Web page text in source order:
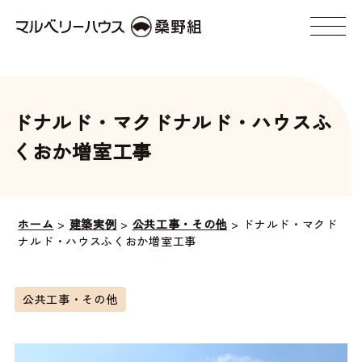
ドナルド・マクドナルド・ハウスふ
くおか増室工事
ホーム > 建築実例 > 公共工事・その他 > ドナルド・マクド
ナルド・ハウスふくおか増室工事
公共工事・その他